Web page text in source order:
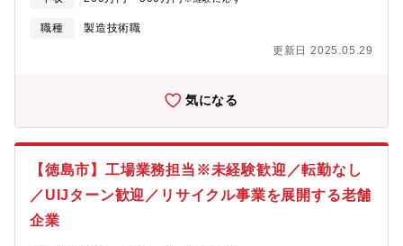
職種
製造技術職
更新日 2025.05.29
気になる
【徳島市】工場業務担当※未経験歓迎／転勤なし
／UIJターン歓迎／リサイクル事業を展開する老舗
企業